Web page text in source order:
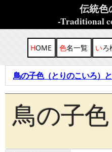
伝統色
-Traditional
HOME 色名一覧 い
鳥の子色（とりのこいろ）
鳥の子色